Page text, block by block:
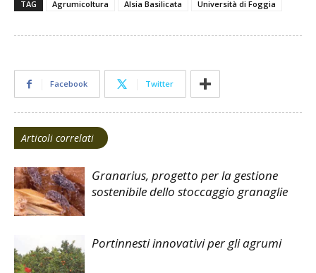
TAG Agrumicoltura Alsia Basilicata Università di Foggia
Facebook Twitter
Articoli correlati
Granarius, progetto per la gestione
sostenibile dello stoccaggio granaglie
Portinnesti innovativi per gli agrumi